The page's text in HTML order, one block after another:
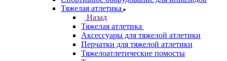
Тяжелая атлетика
Назад
Тяжелая атлетика
Аксессуары для тяжелой атлетики
Перчатки для тяжелой атлетики
Тяжелоатлетические помосты